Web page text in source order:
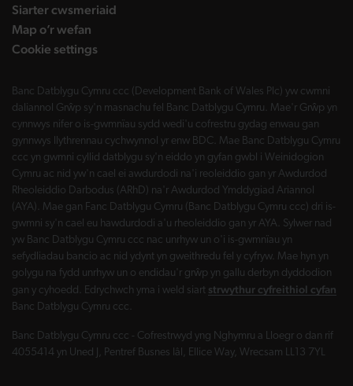
Siarter cwsmeriaid
Map o’r wefan
Cookie settings
Banc Datblygu Cymru ccc (Development Bank of Wales Plc) yw cwmni
daliannol Grŵp sy'n masnachu fel Banc Datblygu Cymru. Mae'r Grŵp yn
cynnwys nifer o is-gwmnïau sydd wedi'u cofrestru gydag enwau gan
gynnwys llythrennau cychwynnol yr enw BDC. Mae Banc Datblygu Cymru
ccc yn gwmni cyllid datblygu sy'n eiddo yn gyfan gwbl i Weinidogion
Cymru ac nid yw'n cael ei awdurdodi na'i reoleiddio gan yr Awdurdod
Rheoleiddio Darbodus (ARhD) na'r Awdurdod Ymddygiad Ariannol
(AYA). Mae gan Fanc Datblygu Cymru (Banc Datblygu Cymru ccc) dri is-
gwmni sy'n cael eu hawdurdodi a'u rheoleiddio gan yr AYA. Sylwer nad
yw Banc Datblygu Cymru ccc nac unrhyw un o'i is-gwmnïau yn
sefydliadau bancio ac nid ydynt yn gweithredu fel y cyfryw. Mae hyn yn
golygu na fydd unrhyw un o endidau'r grŵp yn gallu derbyn dyddodion
gan y cyhoedd. Edrychwch yma i weld siart strwythur cyfreithiol cyfan
Banc Datblygu Cymru ccc.
Banc Datblygu Cymru ccc - Cofrestrwyd yng Nghymru a Lloegr o dan rif
4055414 yn Uned J, Pentref Busnes Iâl, Ellice Way, Wrecsam LL13 7YL